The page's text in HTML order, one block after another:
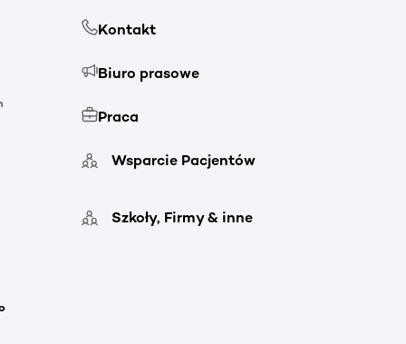
Kontakt
Biuro prasowe
Praca
Wsparcie Pacjentów
Szkoły, Firmy & inne